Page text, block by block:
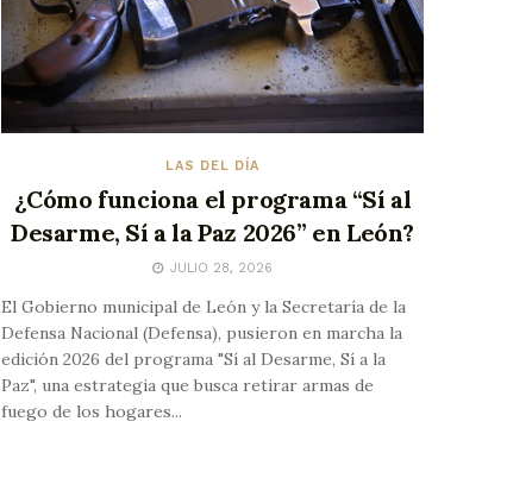
LAS DEL DÍA
¿Cómo funciona el programa “Sí al
Desarme, Sí a la Paz 2026” en León?
JULIO 28, 2026
El Gobierno municipal de León y la Secretaría de la
Defensa Nacional (Defensa), pusieron en marcha la
edición 2026 del programa "Sí al Desarme, Sí a la
Paz", una estrategia que busca retirar armas de
fuego de los hogares...